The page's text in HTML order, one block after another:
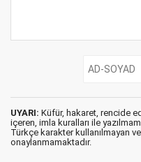
UYARI: Küfür, hakaret, rencide
içeren, imla kuralları ile
Türkçe karakter kullanılmayan
onaylanmamaktadır.